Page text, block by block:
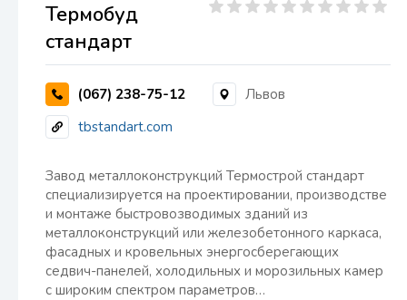
Термобуд
стандарт
(067) 238-75-12
Львов
tbstandart.com
Завод металлоконструкций Термострой стандарт
специализируется на проектировании, производстве
и монтаже быстровозводимых зданий из
металлоконструкций или железобетонного каркаса,
фасадных и кровельных энергосберегающих
седвич-панелей, холодильных и морозильных камер
с широким спектром параметров…